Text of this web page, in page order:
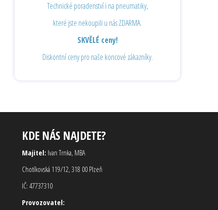
Technické poradenství i na pneumatiky,
které jste nekoupili u nás ZDARMA.
SKVĚLÉ ceny!
Diskontní ceny pro naše koncové zákazníky.
KDE NÁS NAJDETE?
Majitel: Ivan Trnka, MBA
Chotíkovská 119/12, 318 00 Plzeň
IČ: 47737310
Provozovatel: